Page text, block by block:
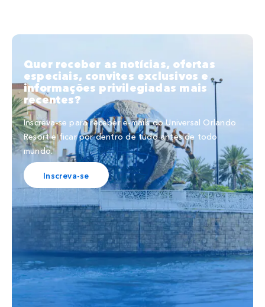
Quer receber as notícias, ofertas
especiais, convites exclusivos e
informações privilegiadas mais
recentes?
Inscreva-se para receber e-mails do Universal Orlando
Resort e ficar por dentro de tudo antes de todo
mundo.
Inscreva-se